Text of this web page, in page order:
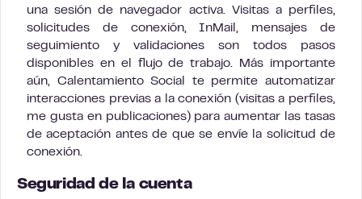
una sesión de navegador activa. Visitas a perfiles,
solicitudes de conexión, InMail, mensajes de
seguimiento y validaciones son todos pasos
disponibles en el flujo de trabajo. Más importante
aún, Calentamiento Social te permite automatizar
interacciones previas a la conexión (visitas a perfiles,
me gusta en publicaciones) para aumentar las tasas
de aceptación antes de que se envíe la solicitud de
conexión.
Seguridad de la cuenta